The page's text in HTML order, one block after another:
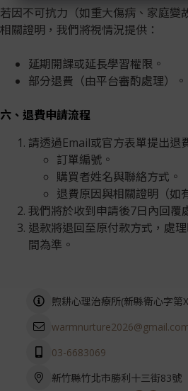
若因不可抗力（如重大傷病、家庭變
相關證明，我們將視情況提供：
延期開課或延長學習權限。
部分退費（由平台審酌處理）。
六、退費申請流程
請透過Email或官方表單提出退
訂單編號。
購買者姓名與聯絡方式。
退費原因與相關證明（如
我們將於收到申請後7日內回覆
退款將退回至原付款方式，處
間為準。
煦耕心理治療所(新縣衛心字第
03-6683069
新竹縣竹北市勝利十三街83號